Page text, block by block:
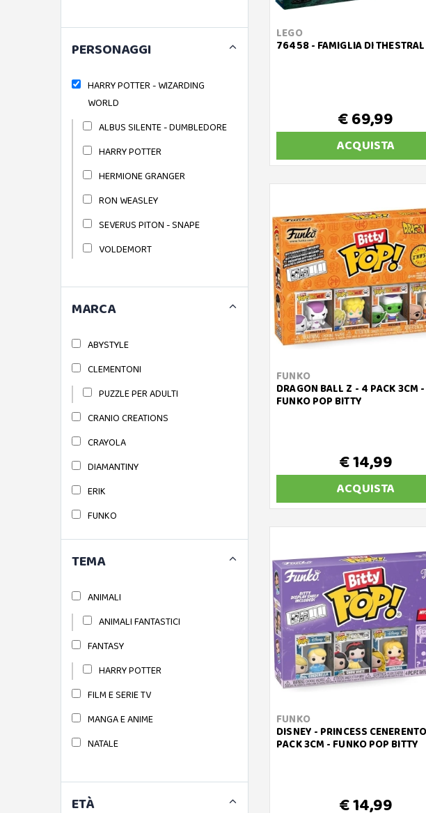
LEGO
76458 - FAMIGLIA DI THESTRAL
€ 69,99
ACQUISTA
FUNKO
DRAGON BALL Z - 4 PACK 3CM -
FUNKO POP BITTY
€ 14,99
ACQUISTA
FUNKO
DISNEY - PRINCESS
PACK 3CM - FUNKO POP BITTY
€ 14,99
PERSONAGGI
HARRY POTTER - WIZARDING
WORLD
ALBUS SILENTE - DUMBLEDORE
HARRY POTTER
HERMIONE GRANGER
RON WEASLEY
SEVERUS PITON - SNAPE
VOLDEMORT
MARCA
ABYSTYLE
CLEMENTONI
PUZZLE PER ADULTI
CRANIO CREATIONS
CRAYOLA
DIAMANTINY
ERIK
FUNKO
FUNKO POP
GHENOS GAMES
SQUISHMALLOWS 25CM
LEGO
TEMA
ANIMALI
ANIMALI FANTASTICI
FANTASY
HARRY POTTER
FILM E SERIE TV
MANGA E ANIME
NATALE
ETÀ